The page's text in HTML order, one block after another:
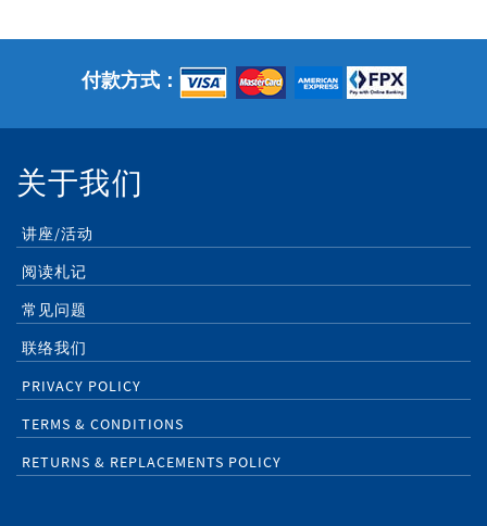
付款方式：
关于我们
讲座/活动
阅读札记
常见问题
联络我们
PRIVACY POLICY
TERMS & CONDITIONS
RETURNS & REPLACEMENTS POLICY